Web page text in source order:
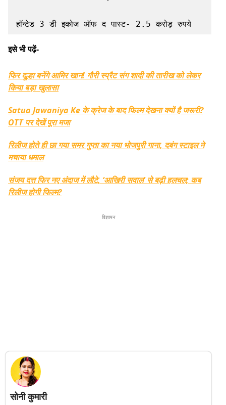
हॉन्टेड 3 डी इकोज ऑफ द पास्ट- 2.5 करोड़ रुपये
इसे भी पढ़ें-
फिर दूल्हा बनेंगे आमिर खान! गौरी स्प्रैट संग शादी की तारीख को लेकर
किया बड़ा खुलासा
Satua Jawaniya Ke के क्रेज के बाद फिल्म देखना क्यों है जरूरी?
OTT पर देखें पूरा मजा
रिलीज होते ही छा गया समर गुप्ता का नया भोजपुरी गाना, दबंग स्टाइल ने
मचाया धमाल
संजय दत्त फिर नए अंदाज में लौटे, ‘आखिरी सवाल’ से बढ़ी हलचल; कब
रिलीज होगी फिल्म?
विज्ञापन
सोनी कुमारी